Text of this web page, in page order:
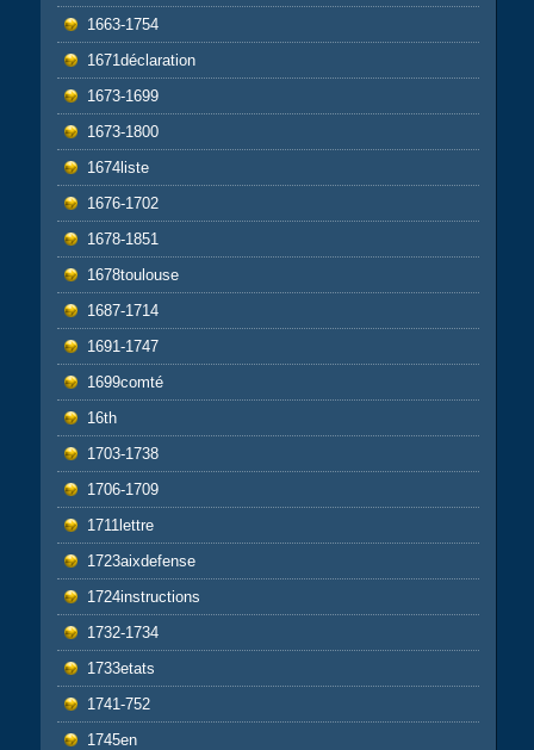
1663-1754
1671déclaration
1673-1699
1673-1800
1674liste
1676-1702
1678-1851
1678toulouse
1687-1714
1691-1747
1699comté
16th
1703-1738
1706-1709
1711lettre
1723aixdefense
1724instructions
1732-1734
1733etats
1741-752
1745en